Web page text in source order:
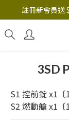
註冊新會員送
註冊新會員送
3SD
S1 控前錠 x1〔
S2 燃動艙 x1〔